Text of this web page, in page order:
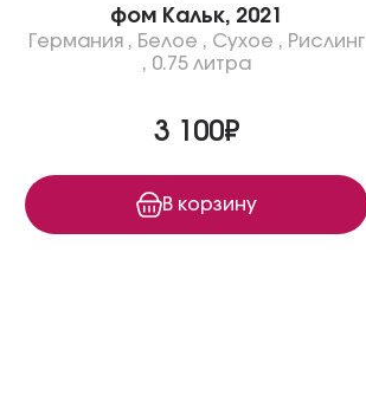
фом Кальк, 2021
Германия , Белое , Сухое , Рислинг
, 0.75 литра
3 100₽
В корзину